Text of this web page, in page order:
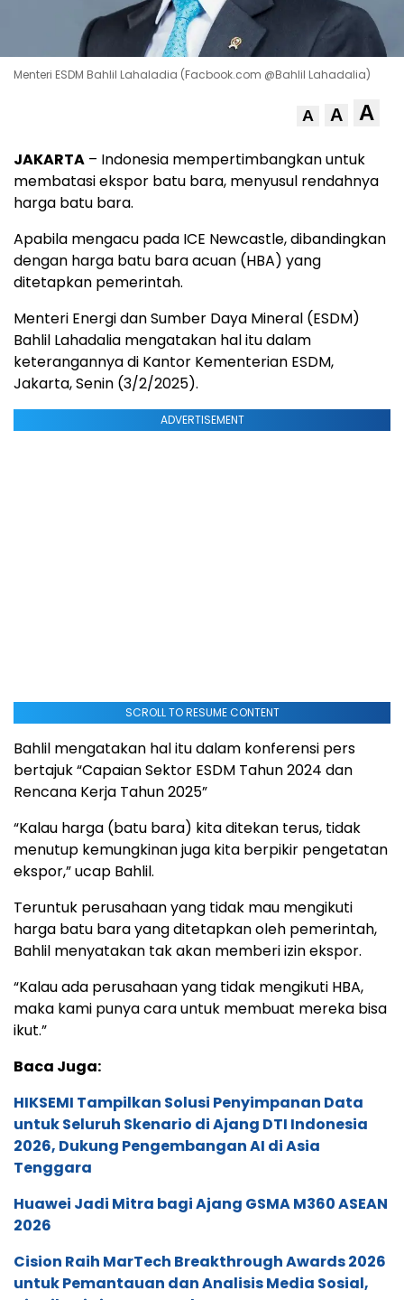
Menteri ESDM Bahlil Lahaladia (Facbook.com @Bahlil Lahadalia)
A A A
JAKARTA – Indonesia mempertimbangkan untuk
membatasi ekspor batu bara, menyusul rendahnya
harga batu bara.
Apabila mengacu pada ICE Newcastle, dibandingkan
dengan harga batu bara acuan (HBA) yang
ditetapkan pemerintah.
Menteri Energi dan Sumber Daya Mineral (ESDM)
Bahlil Lahadalia mengatakan hal itu dalam
keterangannya di Kantor Kementerian ESDM,
Jakarta, Senin (3/2/2025).
ADVERTISEMENT
SCROLL TO RESUME CONTENT
Bahlil mengatakan hal itu dalam konferensi pers
bertajuk “Capaian Sektor ESDM Tahun 2024 dan
Rencana Kerja Tahun 2025”
“Kalau harga (batu bara) kita ditekan terus, tidak
menutup kemungkinan juga kita berpikir pengetatan
ekspor,” ucap Bahlil.
Teruntuk perusahaan yang tidak mau mengikuti
harga batu bara yang ditetapkan oleh pemerintah,
Bahlil menyatakan tak akan memberi izin ekspor.
“Kalau ada perusahaan yang tidak mengikuti HBA,
maka kami punya cara untuk membuat mereka bisa
ikut.”
Baca Juga:
HIKSEMI Tampilkan Solusi Penyimpanan Data
untuk Seluruh Skenario di Ajang DTI Indonesia
2026, Dukung Pengembangan AI di Asia
Tenggara
Huawei Jadi Mitra bagi Ajang GSMA M360 ASEAN
2026
Cision Raih MarTech Breakthrough Awards 2026
untuk Pemantauan dan Analisis Media Sosial,